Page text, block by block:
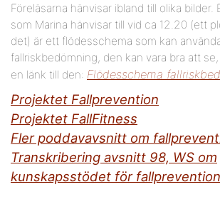
Föreläsarna hänvisar ibland till olika bilder.
som Marina hänvisar till vid ca 12.20 (ett
det) är ett flödesschema som kan
fallriskbedömning, den kan vara bra att
en länk till den: Flödesschema
Projektet Fallprevention
Projektet FallFitness
Fler poddavavsnitt om
Transkribering avsnitt 98, WS om
kunskapsstödet för